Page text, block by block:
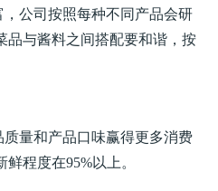
公司按照每种不同产品会研
品与酱料之间搭配要和谐，按
量和产品口味赢得更多消费
程度在95%以上。